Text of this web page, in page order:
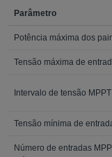
Parâmetro
Potência máxima dos
Tensão máxima de
Intervalo de tensão
Tensão mínima de
Número de entradas